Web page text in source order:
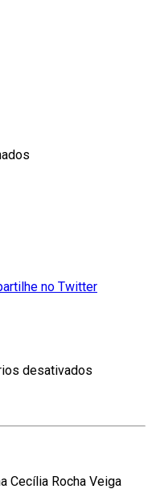
desativados
Cecília Rocha Veiga